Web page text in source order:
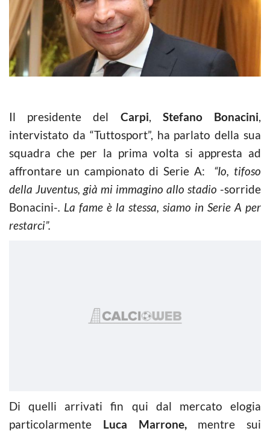
Il presidente del Carpi, Stefano Bonacini,
intervistato da “Tuttosport”, ha parlato della sua
squadra che per la prima volta si appresta ad
affrontare un campionato di Serie A:
“Io, tifoso
della Juventus, già mi immagino allo stadio -sorride
Bonacini-. La fame è la stessa, siamo in Serie A per
restarci”.
Di quelli arrivati fin qui dal mercato elogia
particolarmente Luca Marrone,mentre sui